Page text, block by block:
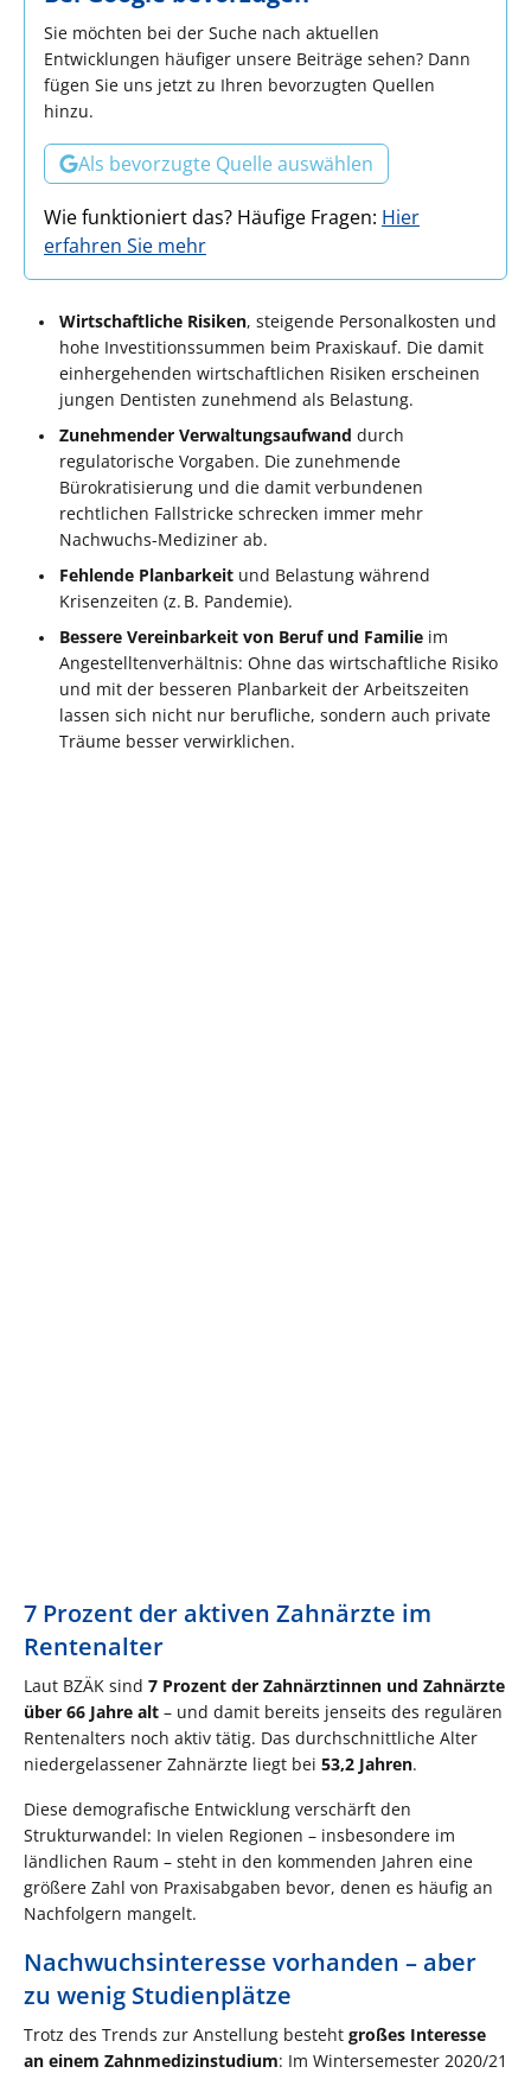
Sie möchten bei der Suche nach aktuellen
Entwicklungen häufiger unsere Beiträge sehen? Dann
fügen Sie uns jetzt zu Ihren bevorzugten Quellen
hinzu.
Als bevorzugte Quelle auswählen
Wie funktioniert das? Häufige Fragen: Hier
erfahren Sie mehr
Wirtschaftliche Risiken, steigende Personalkosten und
hohe Investitionssummen beim Praxiskauf. Die damit
einhergehenden wirtschaftlichen Risiken erscheinen
jungen Dentisten zunehmend als Belastung.
Zunehmender Verwaltungsaufwand durch
regulatorische Vorgaben. Die zunehmende
Bürokratisierung und die damit verbundenen
rechtlichen Fallstricke schrecken immer mehr
Nachwuchs-Mediziner ab.
Fehlende Planbarkeit und Belastung während
Krisenzeiten (z. B. Pandemie).
Bessere Vereinbarkeit von Beruf und Familie im
Angestelltenverhältnis: Ohne das wirtschaftliche Risiko
und mit der besseren Planbarkeit der Arbeitszeiten
lassen sich nicht nur berufliche, sondern auch private
Träume besser verwirklichen.
7 Prozent der aktiven Zahnärzte im
Rentenalter
Laut BZÄK sind 7 Prozent der Zahnärztinnen und Zahnärzte
über 66 Jahre alt – und damit bereits jenseits des regulären
Rentenalters noch aktiv tätig. Das durchschnittliche Alter
niedergelassener Zahnärzte liegt bei 53,2 Jahren.
Diese demografische Entwicklung verschärft den
Strukturwandel: In vielen Regionen – insbesondere im
ländlichen Raum – steht in den kommenden Jahren eine
größere Zahl von Praxisabgaben bevor, denen es häufig an
Nachfolgern mangelt.
Nachwuchsinteresse vorhanden – aber
zu wenig Studienplätze
Trotz des Trends zur Anstellung besteht großes Interesse
an einem Zahnmedizinstudium: Im Wintersemester 2020/21